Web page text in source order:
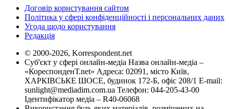
Договір користування сайтом
Політика у сфері конфіденційності і персональних даних
Угода щодо користування
Редакція
© 2000-2026, Korrespondent.net
Суб'єкт у сфері онлайн-медіа Назва онлайн-медіа –
«КореспонденТ.net» Адреса: 02091, місто Київ,
ХАРКІВСЬКЕ ШОСЕ, будинок 172-Б, офіс 208/1 E-mail:
sunlight@mediadim.com.ua Телефон: 044-205-43-00
Ідентифікатор медіа – R40-06068